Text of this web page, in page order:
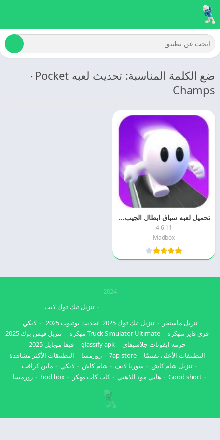
ضع الكلمة المناسبة: تحديث لعبه ٠Pocket
Champs
تحميل لعبه سباق ابطال الجيب 2025 Pocket Champs مهكره اخر اصدار
4.6.11
Madbox
2024
تنزيل ماسنجر تنزيل تيك توك 2025
تنزيل تيك توك لايت
تحديث يوتيوب 2025
لايكي
فري فاير مهكره
Truck Simulator Ultimate مهكره
تنزيل فيس بوك 2025
حزمه ايقونات جلاسيفاي
glassify apk
فيفا موبايل 2025
التطبيقات الأعلى تقييمًا
7ap store زورمسا
التطبيقات الأكثر مشاهدة
تنزيل شام كاش
سوريا لايف شام كاش لايكي
ماين كرافت
Good short
هابي مود الذهبي كاب كات مهكر hod box زورمسا